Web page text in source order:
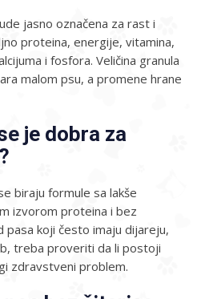
jasno označena za rast i
proteina, energije, vitamina,
i fosfora. Veličina granula
malom psu, a promene hrane
je dobra za
biraju formule sa lakše
izvorom proteina i bez
pasa koji često imaju dijareju,
treba proveriti da li postoji
zdravstveni problem.